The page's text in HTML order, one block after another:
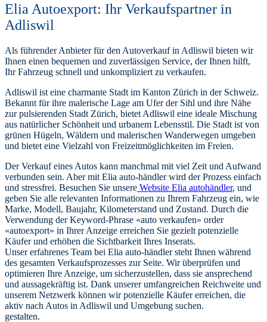
Elia Autoexport: Ihr Verkaufspartner in
Adliswil
Als führender Anbieter für den Autoverkauf in Adliswil bieten wir
Ihnen einen bequemen und zuverlässigen Service, der Ihnen hilft,
Ihr Fahrzeug schnell und unkompliziert zu verkaufen.
Adliswil ist eine charmante Stadt im Kanton Zürich in der Schweiz.
Bekannt für ihre malerische Lage am Ufer der Sihl und ihre Nähe
zur pulsierenden Stadt Zürich, bietet Adliswil eine ideale Mischung
aus natürlicher Schönheit und urbanem Lebensstil. Die Stadt ist von
grünen Hügeln, Wäldern und malerischen Wanderwegen umgeben
und bietet eine Vielzahl von Freizeitmöglichkeiten im Freien.
Der Verkauf eines Autos kann manchmal mit viel Zeit und Aufwand
verbunden sein. Aber mit Elia auto-händler wird der Prozess einfach
und stressfrei. Besuchen Sie unsere Website Elia autohändler, und
geben Sie alle relevanten Informationen zu Ihrem Fahrzeug ein, wie
Marke, Modell, Baujahr, Kilometerstand und Zustand. Durch die
Verwendung der Keyword-Phrase «auto verkaufen» order
«autoexport» in Ihrer Anzeige erreichen Sie gezielt potenzielle
Käufer und erhöhen die Sichtbarkeit Ihres Inserats.
Unser erfahrenes Team bei Elia auto-händler steht Ihnen während
des gesamten Verkaufsprozesses zur Seite. Wir überprüfen und
optimieren Ihre Anzeige, um sicherzustellen, dass sie ansprechend
und aussagekräftig ist. Dank unserer umfangreichen Reichweite und
unserem Netzwerk können wir potenzielle Käufer erreichen, die
aktiv nach Autos in Adliswil und Umgebung suchen.
gestalten.